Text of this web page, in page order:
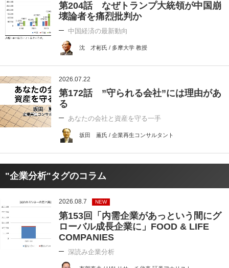
第204話 なぜトランプ大統領が中国崩
壊論者を痛烈批判か
中国経済の最新動向
沈 才彬氏 / 多摩大学 教授
2026.07.22
第172話 ”守られる会社”には理由があ
る
あなたの会社と資産を守る一手
坂田 薫氏 / 企業再生コンサルタント
"企業分析"タグのコラム
2026.08.7 NEW
第153回「内需企業があっという間にグ
ローバル成長企業に」FOOD & LIFE
COMPANIES
深読み企業分析